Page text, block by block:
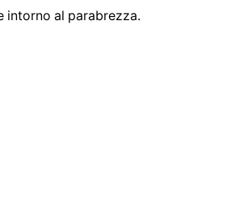
intorno al parabrezza.